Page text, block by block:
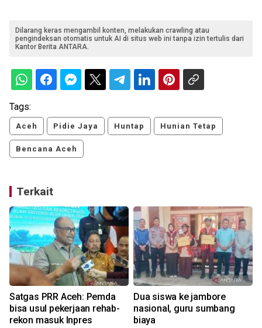
Dilarang keras mengambil konten, melakukan crawling atau
pengindeksan otomatis untuk AI di situs web ini tanpa izin tertulis dari
Kantor Berita ANTARA.
Tags:
Aceh Pidie Jaya Huntap Hunian Tetap
Bencana Aceh
Terkait
Satgas PRR Aceh: Pemda
bisa usul pekerjaan rehab-
rekon masuk Inpres
Dua siswa ke jambore
nasional, guru sumbang
biaya